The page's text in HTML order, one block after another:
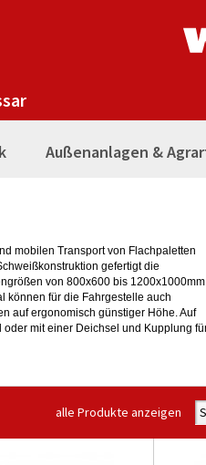
Außenanlagen &
mobilen Transport von Flachpaletten
gefertigt die
von 800x600 bis 1200x1000mm
können für die Fahrgestelle auch
auf ergonomisch günstiger Höhe. Auf
mit einer Deichsel und Kupplung
alle Produkte anzeigen